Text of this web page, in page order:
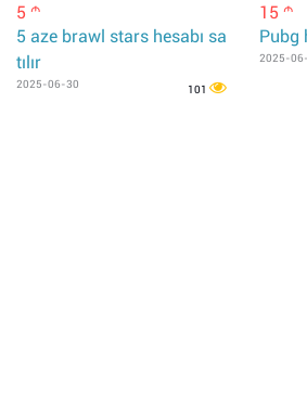
5 m
5 aze brawl stars hesabı sa
tılır
2025-06-30 101
15 m
Pubg
2025-